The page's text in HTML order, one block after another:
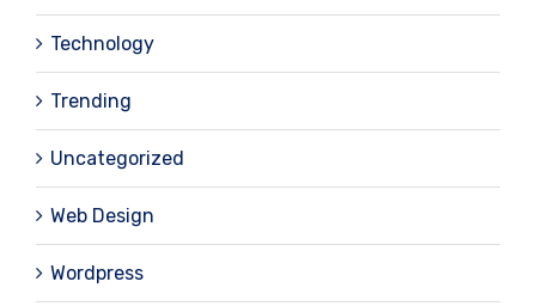
Technology
Trending
Uncategorized
Web Design
Wordpress